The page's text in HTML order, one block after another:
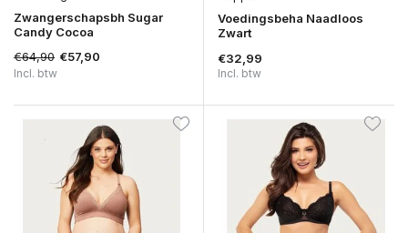
Zwangerschapsbh Sugar
Candy Cocoa
€64,90 €57,90
Incl. btw
Voedingsbeha Naadloos
Zwart
€32,99
Incl. btw